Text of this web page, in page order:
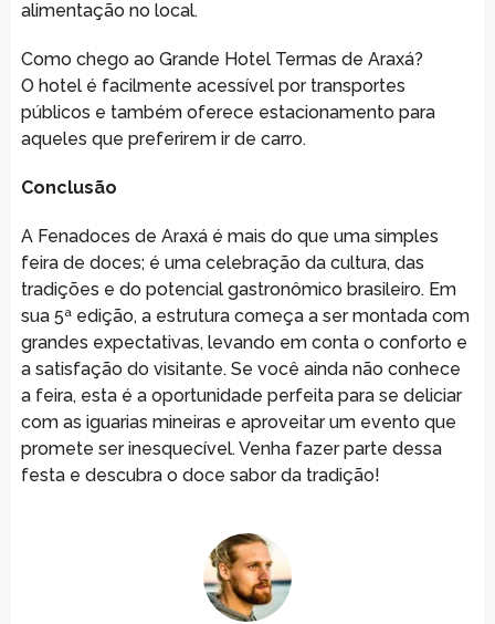
alimentação no local.
Como chego ao Grande Hotel Termas de Araxá?
O hotel é facilmente acessível por transportes
públicos e também oferece estacionamento para
aqueles que preferirem ir de carro.
Conclusão
A Fenadoces de Araxá é mais do que uma simples
feira de doces; é uma celebração da cultura, das
tradições e do potencial gastronômico brasileiro. Em
sua 5ª edição, a estrutura começa a ser montada com
grandes expectativas, levando em conta o conforto e
a satisfação do visitante. Se você ainda não conhece
a feira, esta é a oportunidade perfeita para se deliciar
com as iguarias mineiras e aproveitar um evento que
promete ser inesquecível. Venha fazer parte dessa
festa e descubra o doce sabor da tradição!